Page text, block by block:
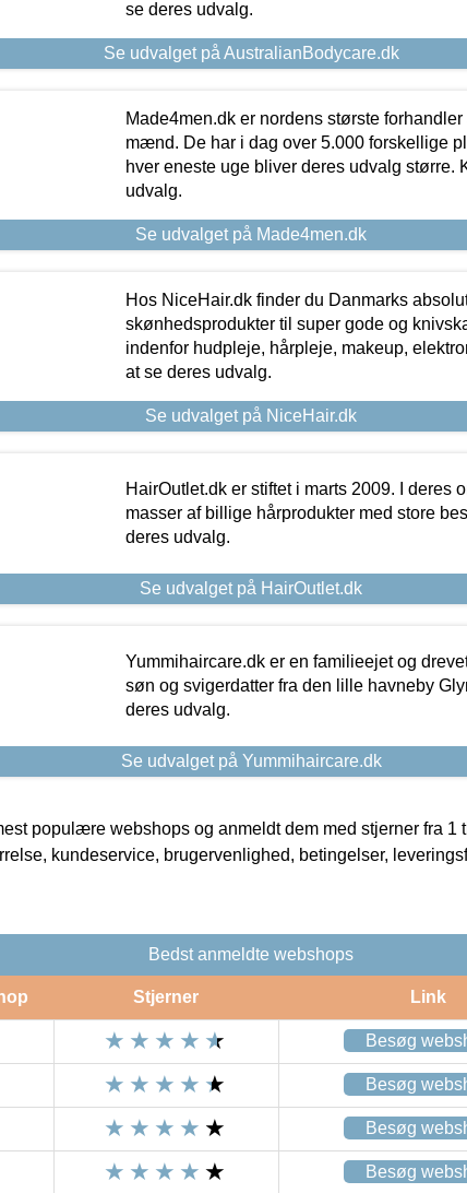
se deres udvalg.
Se udvalget på AustralianBodycare.dk
Made4men.dk er nordens største
mænd. De har i dag over 5.000 forskellige
hver eneste uge bliver deres udvalg større.
udvalg.
Se udvalget på Made4men.dk
Hos NiceHair.dk finder du Danmarks
skønhedsprodukter til super gode og
indenfor hudpleje, hårpleje, makeup,
at se deres udvalg.
Se udvalget på NiceHair.dk
HairOutlet.dk er stiftet i marts 2009. I deres
masser af billige hårprodukter med store
deres udvalg.
Se udvalget på HairOutlet.dk
Yummihaircare.dk er en familieejet og
søn og svigerdatter fra den lille havneby
deres udvalg.
Se udvalget på Yummihaircare.dk
populære webshops og anmeldt dem med stjerner fra 1
kundeservice, brugervenlighed, betingelser,
Bedst anmeldte webshops
Stjerner Link
Besøg
Besøg
Besøg
Besøg